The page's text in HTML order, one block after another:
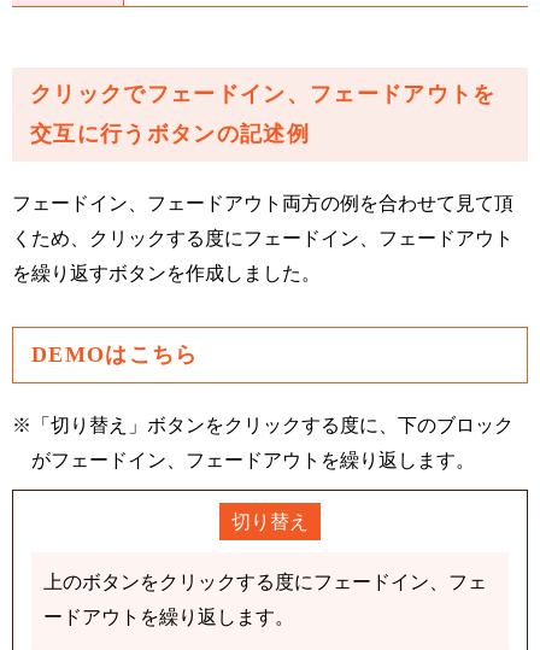
クリックでフェードイン、フェードアウトを
交互に行うボタンの記述例
フェードイン、フェードアウト両方の例を合わせて見て頂
くため、クリックする度にフェードイン、フェードアウト
を繰り返すボタンを作成しました。
DEMOはこちら
※
「切り替え」ボタンをクリックする度に、下のブロック
がフェードイン、フェードアウトを繰り返します。
切り替え
上のボタンをクリックする度にフェードイン、フェ
ードアウトを繰り返します。